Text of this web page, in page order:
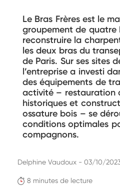
Le Bras Frères est le
groupement de quatre
reconstruire la
les deux bras du
de Paris. Sur ses sites
l’entreprise a investi
des équipements de
activité – restauration
historiques et
ossature bois – se
conditions optimales
compagnons.
8 minutes de lecture
Delphine Vaudoux - 03/10/